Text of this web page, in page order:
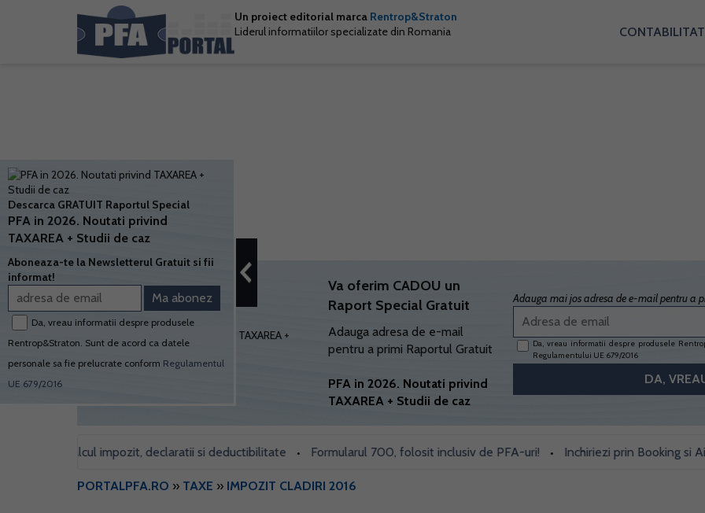
Un proiect editorial marca Rentrop&Straton
Liderul informatiilor specializate din Romania
Va oferim CADOU un
Raport Special Gratuit
Adauga adresa de e-mail
pentru a primi Raportul Gratuit
PFA in 2026. Noutati privind
TAXAREA + Studii de caz
Adauga mai jos adresa de e-mail pentru a
Da, vreau informatii despre produsele
Regulamentului UE 679/2016
Calcul impozit, declaratii si deductibilitate • Formularul 700, folosit inclusiv de PFA-uri! • Inchiriezi prin Booking si
PORTALPFA.RO » TAXE » IMPOZIT CLADIRI 2016
Descarca GRATUIT Raportul Special
PFA in 2026. Noutati privind
TAXAREA + Studii de caz
Aboneaza-te la Newsletterul Gratuit si fii
informat!
Da, vreau informatii despre produsele
Rentrop&Straton. Sunt de acord ca datele
personale sa fie prelucrate conform Regulamentul
UE 679/2016